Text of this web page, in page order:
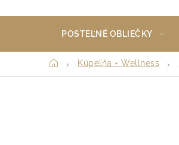
POSTEĽNÉ OBLIEČKY
DomovKúpeľňa + Wellness